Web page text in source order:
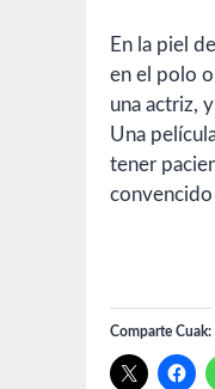
En la piel
en el polo
una actriz,
Una
tener
convencido
Comparte Cuak: